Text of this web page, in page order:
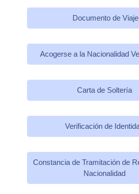
Documento de Viaje
Acogerse a la Nacionalidad
Carta de Soltería
Verificación de
Constancia de Tramitación de
Nacionalidad